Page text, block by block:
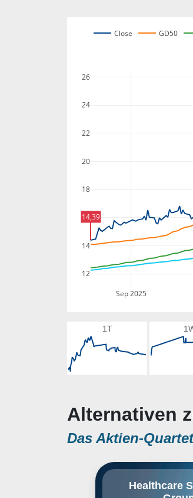
Sep 2025
12
14
16
18
20
22
24
26
Close GD50
14,39
1T
Alternativen
Das Aktien-
Healthcare
Healthcare
engages in